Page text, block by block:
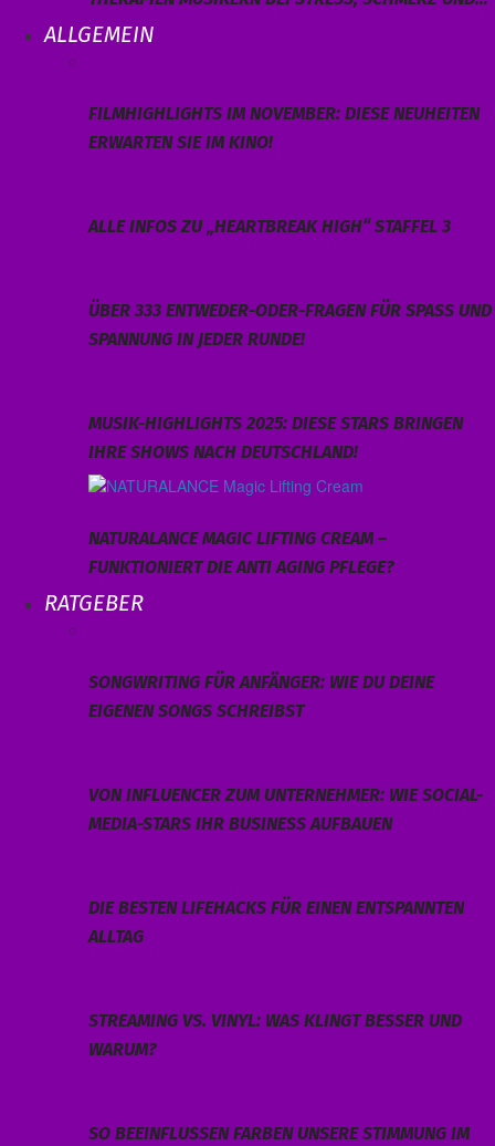
ALLGEMEIN
FILMHIGHLIGHTS IM NOVEMBER: DIESE NEUHEITEN
ERWARTEN SIE IM KINO!
ALLE INFOS ZU „HEARTBREAK HIGH“ STAFFEL 3
ÜBER 333 ENTWEDER-ODER-FRAGEN FÜR SPASS UND S
PANNUNG IN JEDER RUNDE!
MUSIK-HIGHLIGHTS 2025: DIESE STARS BRINGEN
IHRE SHOWS NACH DEUTSCHLAND!
NATURALANCE MAGIC LIFTING CREAM –
FUNKTIONIERT DIE ANTI AGING PFLEGE?
RATGEBER
SONGWRITING FÜR ANFÄNGER: WIE DU DEINE
EIGENEN SONGS SCHREIBST
VON INFLUENCER ZUM UNTERNEHMER: WIE SOCIAL-
MEDIA-STARS IHR BUSINESS AUFBAUEN
DIE BESTEN LIFEHACKS FÜR EINEN ENTSPANNTEN
ALLTAG
STREAMING VS. VINYL: WAS KLINGT BESSER UND
WARUM?
SO BEEINFLUSSEN FARBEN UNSERE STIMMUNG IM